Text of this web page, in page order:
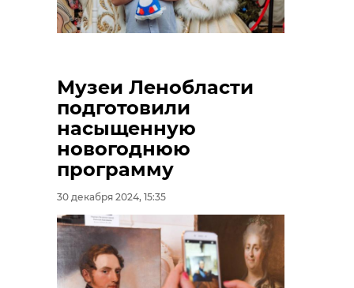
Музеи Ленобласти
подготовили
насыщенную
новогоднюю
программу
30 декабря 2024, 15:35